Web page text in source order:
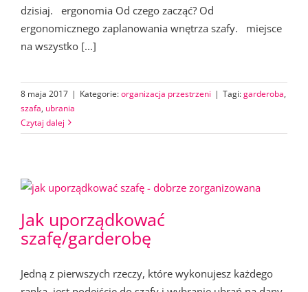
dzisiaj. ergonomia Od czego zacząć? Od
ergonomicznego zaplanowania wnętrza szafy. miejsce
na wszystko [...]
8 maja 2017 | Kategorie:organizacja przestrzeni | Tagi:garderoba,
szafa, ubrania
Czytaj dalej
Jak uporządkować
szafę/garderobę
Jedną z pierwszych rzeczy, które wykonujesz każdego